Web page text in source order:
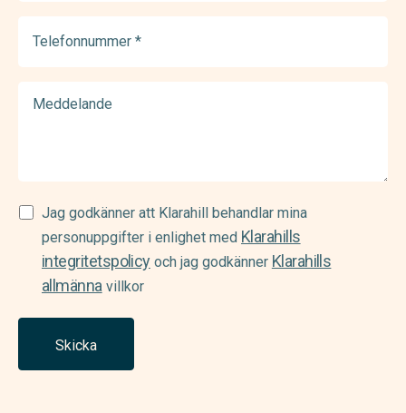
(Required)
Samtycke
(Required)
Jag godkänner att Klarahill behandlar mina
personuppgifter i enlighet med Klarahills
integritetspolicyoch jag godkänner Klarahills
allmännavillkor
Skicka